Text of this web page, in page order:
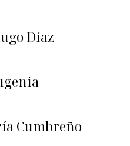
Díaz
Cumbreño